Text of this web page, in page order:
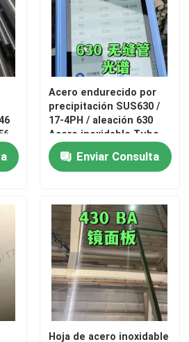
Acero endurecido por
precipitación SUS630 /
17-4PH / aleación 630
Acero inoxidable Tubo
sin costuras Tirado en
frío
Enviar Consulta
Hoja de acero inoxidable